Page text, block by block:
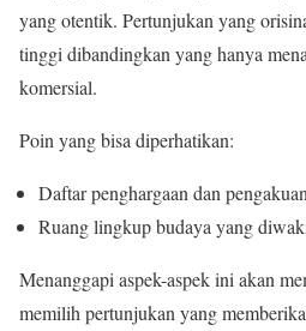
yang otentik. Pertunjukan yang
tinggi dibandingkan yang hanya
komersial.
Poin yang bisa diperhatikan:
Daftar penghargaan dan pengakuan
Ruang lingkup budaya yang
Menanggapi aspek-aspek ini akan
memilih pertunjukan yang